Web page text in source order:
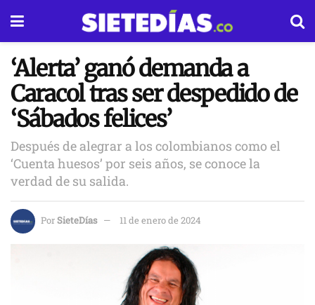
‘Alerta’ ganó demanda a
Caracol tras ser despedido de
‘Sábados felices’
Después de alegrar a los colombianos como el
‘Cuenta huesos’ por seis años, se conoce la
verdad de su salida.
PorSieteDías 11 de enero de 2024